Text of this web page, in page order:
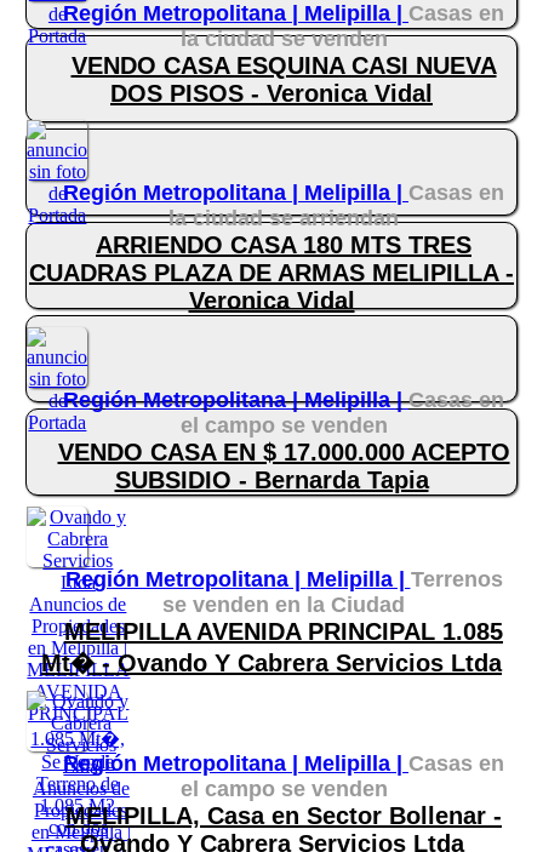
Región Metropolitana | Melipilla | Casas en
la ciudad se venden
VENDO CASA ESQUINA CASI NUEVA
DOS PISOS - Veronica Vidal
Región Metropolitana | Melipilla | Casas en
la ciudad se arriendan
ARRIENDO CASA 180 MTS TRES
CUADRAS PLAZA DE ARMAS MELIPILLA -
Veronica Vidal
Región Metropolitana |Melipilla |Casas en
el campo se venden
VENDO CASA EN $ 17.000.000 ACEPTO
SUBSIDIO - Bernarda Tapia
Región Metropolitana | Melipilla | Terrenos
se venden en la Ciudad
MELIPILLA AVENIDA PRINCIPAL 1.085
Mt� - Ovando Y Cabrera Servicios Ltda
Región Metropolitana | Melipilla | Casas en
el campo se venden
MELIPILLA, Casa en Sector Bollenar -
Ovando Y Cabrera Servicios Ltda